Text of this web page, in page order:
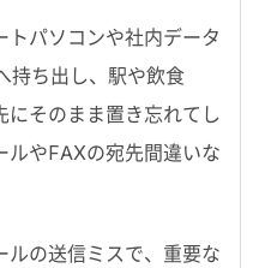
パソコンや社内データ
持ち出し、駅や飲食
にそのまま置き忘れてし
ルやFAXの宛先間違いな
ルの送信ミスで、重要な